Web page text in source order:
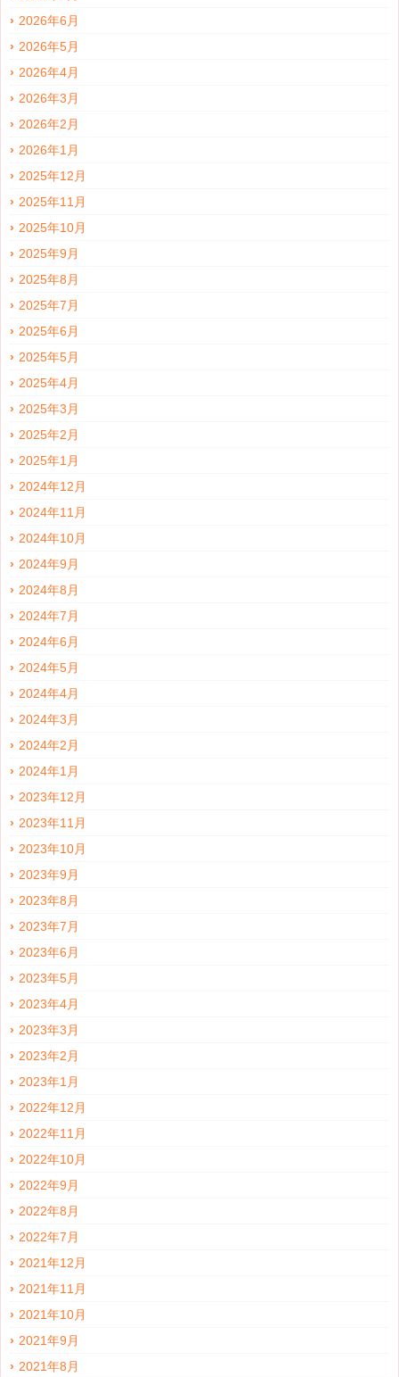
2026年6月
2026年5月
2026年4月
2026年3月
2026年2月
2026年1月
2025年12月
2025年11月
2025年10月
2025年9月
2025年8月
2025年7月
2025年6月
2025年5月
2025年4月
2025年3月
2025年2月
2025年1月
2024年12月
2024年11月
2024年10月
2024年9月
2024年8月
2024年7月
2024年6月
2024年5月
2024年4月
2024年3月
2024年2月
2024年1月
2023年12月
2023年11月
2023年10月
2023年9月
2023年8月
2023年7月
2023年6月
2023年5月
2023年4月
2023年3月
2023年2月
2023年1月
2022年12月
2022年11月
2022年10月
2022年9月
2022年8月
2022年7月
2021年12月
2021年11月
2021年10月
2021年9月
2021年8月